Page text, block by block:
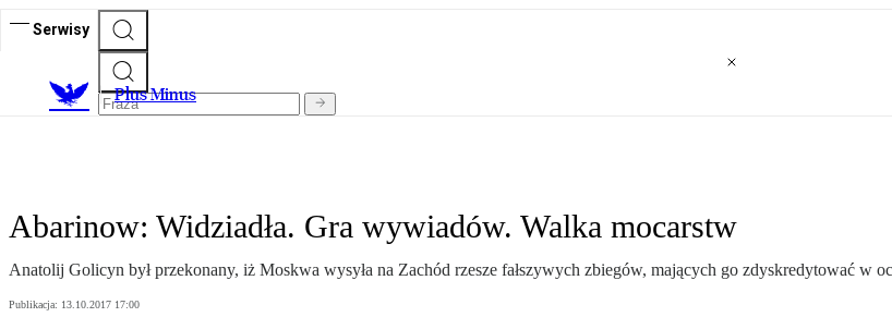
Serwisy
Plus Minus
Abarinow: Widziadła. Gra wywiadów. Walka mocarstw
Anatolij Golicyn był przekonany, iż Moskwa wysyła na Zachód rzesze fałszywych zbiegów, mających go zdyskredytować w
Publikacja: 13.10.2017 17:00